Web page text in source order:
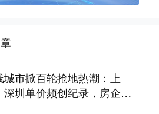
城市掀百轮抢地热潮：上
深圳单价频创纪录，房企争